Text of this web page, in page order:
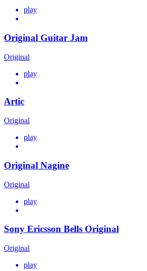
play
Original Guitar Jam
Original
play
Artic
Original
play
Original Nagine
Original
play
Sony Ericsson Bells Original
Original
play